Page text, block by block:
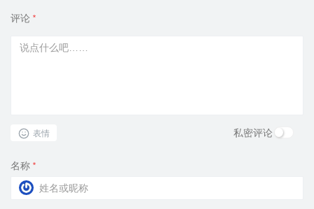
评论 *
表情 私密评论
名称 *